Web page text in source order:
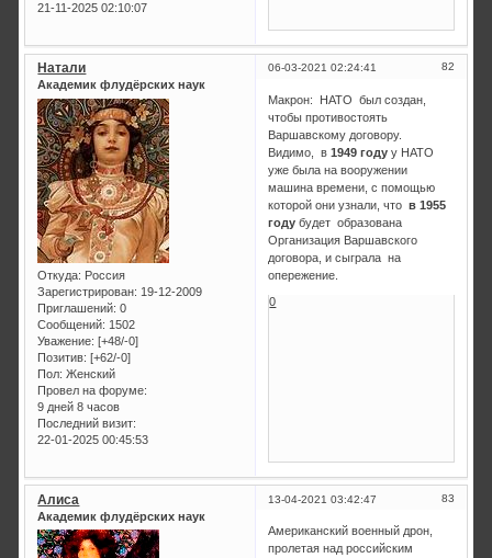
21-11-2025 02:10:07
82
06-03-2021 02:24:41
Натали
Академик флудёрских наук
Откуда: Россия
Зарегистрирован: 19-12-2009
Приглашений: 0
Сообщений: 1502
Уважение: [+48/-0]
Позитив: [+62/-0]
Пол: Женский
Провел на форуме:
9 дней 8 часов
Последний визит:
22-01-2025 00:45:53
Макрон: НАТО был создан,
чтобы противостоять
Варшавскому договору.
Видимо, в1949 году у НАТО
уже была на вооружении
машина времени, с помощью
которой они узнали, чтов 1955
году будет образована
Организация Варшавского
договора, и сыграла на
опережение.
0
83
13-04-2021 03:42:47
Алиса
Академик флудёрских наук
Американский военный дрон,
пролетая над российским